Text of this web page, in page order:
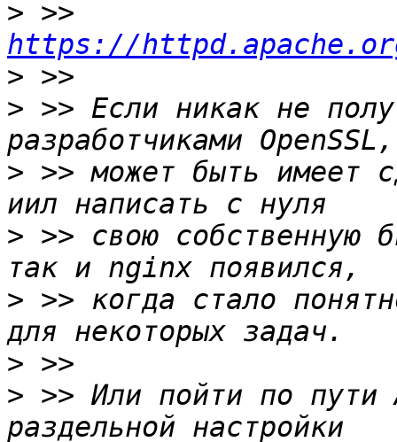
>
https://
>
> >> Если никак не
> >> может быть имеет
> >> свою собственную
> >> когда стало
>
> >> Или пойти по пути